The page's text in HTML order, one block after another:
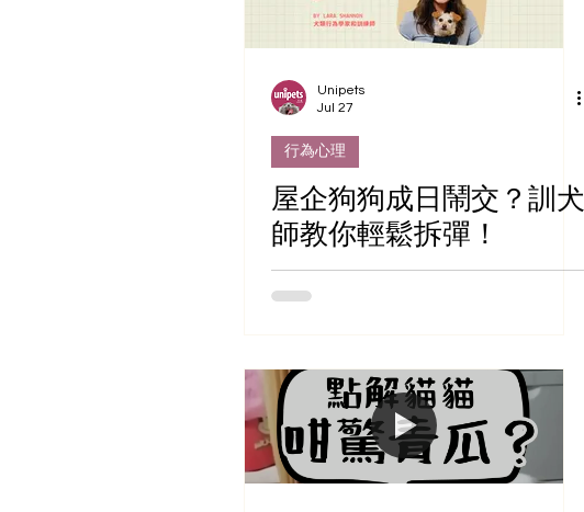
Unipets
Jul 27
行為心理
屋企狗狗成日鬧交？訓犬
師教你輕鬆拆彈！